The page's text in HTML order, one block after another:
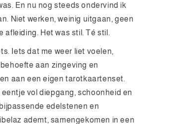
En nu nog steeds ondervind ik
Niet werken, weinig uitgaan, geen
afleiding. Het was stil. Té stil.
Iets dat me weer liet voelen,
aan zingeving en
aan een eigen tarotkaartenset.
vol diepgang, schoonheid en
edelstenen en
ademt, samengekomen in een